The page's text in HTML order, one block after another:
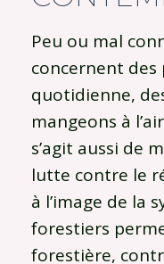
Peu ou mal
concernent des
quotidienne,
mangeons à
s’agit aussi de
lutte contre le
à l’image de la
forestiers
forestière,